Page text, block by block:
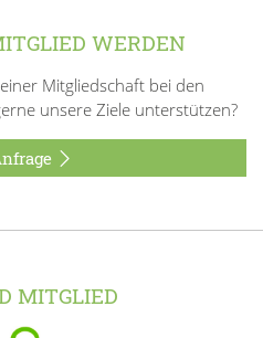
WERDEN
Mitgliedschaft bei den
unsere Ziele unterstützen?
MITGLIED